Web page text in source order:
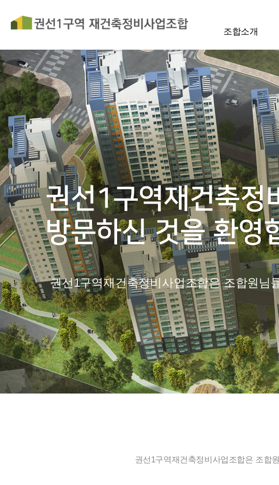
조합소개
인사말
조합구성
조합자체규정
오시는길
권선1구역재건축정
방문하신 것을 환영
권선1구역재건축정비사업조합은 조합원님
권선1구역재건축정비사업조합은 조합